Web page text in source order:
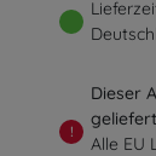
!
Dieser
Alle EU